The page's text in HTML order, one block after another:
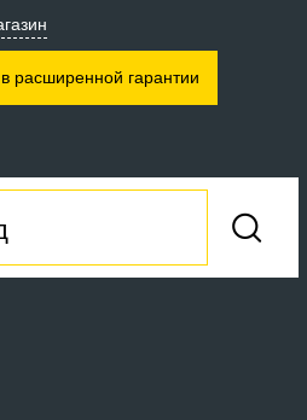
в расширенной гарантии